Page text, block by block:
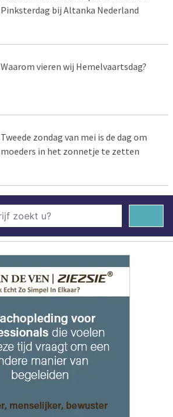
Pinksterdag bij Altanka Nederland
Waarom vieren wij Hemelvaartsdag?
Tweede zondag van mei is de dag om
moeders in het zonnetje te zetten